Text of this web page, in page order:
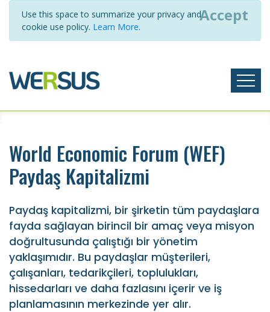
Use this space to summarize your privacy and
cookie use policy. Learn More.
Accept
World Economic Forum (WEF)
Paydaş Kapitalizmi
Paydaş kapitalizmi, bir şirketin tüm paydaşlara
fayda sağlayan birincil bir amaç veya misyon
doğrultusunda çalıştığı bir yönetim
yaklaşımıdır. Bu paydaşlar müşterileri,
çalışanları, tedarikçileri, toplulukları,
hissedarları ve daha fazlasını içerir ve iş
planlamasının merkezinde yer alır.